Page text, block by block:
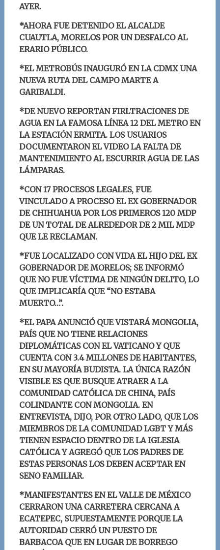
AYER.
*AHORA FUE DETENIDO EL ALCALDE
CUAUTLA, MORELOS POR UN DESFALCO AL
ERARIO PÚBLICO.
*EL METROBÚS INAUGURÓ EN LA CDMX UNA
NUEVA RUTA DEL CAMPO MARTE A
GARIBALDI.
*DE NUEVO REPORTAN FIRLTRACIONES DE
AGUA EN LA FAMOSA LÍNEA 12 DEL METRO EN
LA ESTACIÓN ERMITA. LOS USUARIOS
DOCUMENTARON EL VIDEO LA FALTA DE
MANTENIMIENTO AL ESCURRIR AGUA DE LAS
LÁMPARAS.
*CON 17 PROCESOS LEGALES, FUE
VINCULADO A PROCESO EL EX GOBERNADOR
DE CHIHUAHUA POR LOS PRIMEROS 120 MDP
DE UN TOTAL DE ALREDEDOR DE 2 MIL MDP
QUE LE RECLAMAN.
*FUE LOCALIZADO CON VIDA EL HIJO DEL EX
GOBERNADOR DE MORELOS; SE INFORMÓ
QUE NO FUE VÍCTIMA DE NINGÚN DELITO, LO
QUE IMPLICARÍA QUE “NO ESTABA
MUERTO…”.
*EL PAPA ANUNCIÓ QUE VISTARÁ MONGOLIA,
PAÍS QUE NO TIENE RELACIONES
DIPLOMÁTICAS CON EL VATICANO Y QUE
CUENTA CON 3.4 MILLONES DE HABITANTES,
EN SU MAYORÍA BUDISTA. LA ÚNICA RAZÓN
VISIBLE ES QUE BUSQUE ATRAER A LA
COMUNIDAD CATÓLICA DE CHINA, PAÍS
COLINDANTE CON MONGOLIA. EN
ENTREVISTA, DIJO, POR OTRO LADO, QUE LOS
MIEMBROS DE LA COMUNIDAD LGBT Y MÁS
TIENEN ESPACIO DENTRO DE LA IGLESIA
CATÓLICA Y AGREGÓ QUE LOS PADRES DE
ESTAS PERSONAS LOS DEBEN ACEPTAR EN
SENO FAMILIAR.
*MANIFESTANTES EN EL VALLE DE MÉXICO
CERRARON UNA CARRETERA CERCANA A
ECATEPEC, SUPUESTAMENTE PORQUE LA
AUTORIDAD CERRÓ UN PUESTO DE
BARBACOA QUE EN LUGAR DE BORREGO